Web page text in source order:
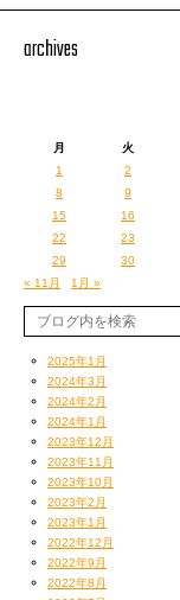
archives
月 火
1
2
8
9
15
16
22
23
29
30
« 11月
1月 »
2025年1月
2024年3月
2024年2月
2024年1月
2023年12月
2023年11月
2023年10月
2023年2月
2023年1月
2022年12月
2022年9月
2022年8月